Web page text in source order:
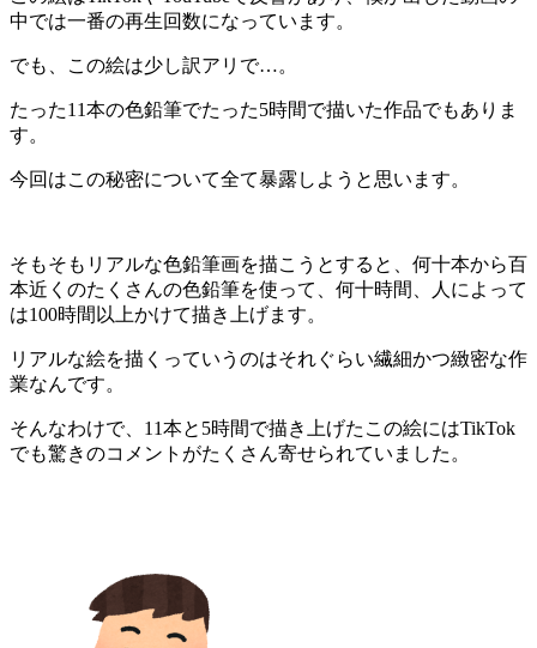
中では一番の再生回数になっています。
でも、この絵は少し訳アリで…。
たった11本の色鉛筆でたった5時間で描いた作品でもありま
す。
今回はこの秘密について全て暴露しようと思います。
そもそもリアルな色鉛筆画を描こうとすると、何十本から百
本近くのたくさんの色鉛筆を使って、何十時間、人によって
は100時間以上かけて描き上げます。
リアルな絵を描くっていうのはそれぐらい繊細かつ緻密な作
業なんです。
そんなわけで、11本と5時間で描き上げたこの絵にはTikTok
でも驚きのコメントがたくさん寄せられていました。